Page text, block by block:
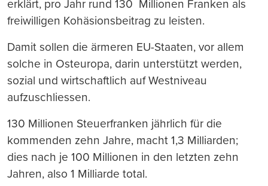
erklärt, pro Jahr rund 130 Millionen Franken als
freiwilligen Kohäsionsbeitrag zu leisten.
Damit sollen die ärmeren EU-Staaten, vor allem
solche in Osteuropa, darin unterstützt werden,
sozial und wirtschaftlich auf Westniveau
aufzuschliessen.
130 Millionen Steuerfranken jährlich für die
kommenden zehn Jahre, macht 1,3 Milliarden;
dies nach je 100 Millionen in den letzten zehn
Jahren, also 1 Milliarde total.